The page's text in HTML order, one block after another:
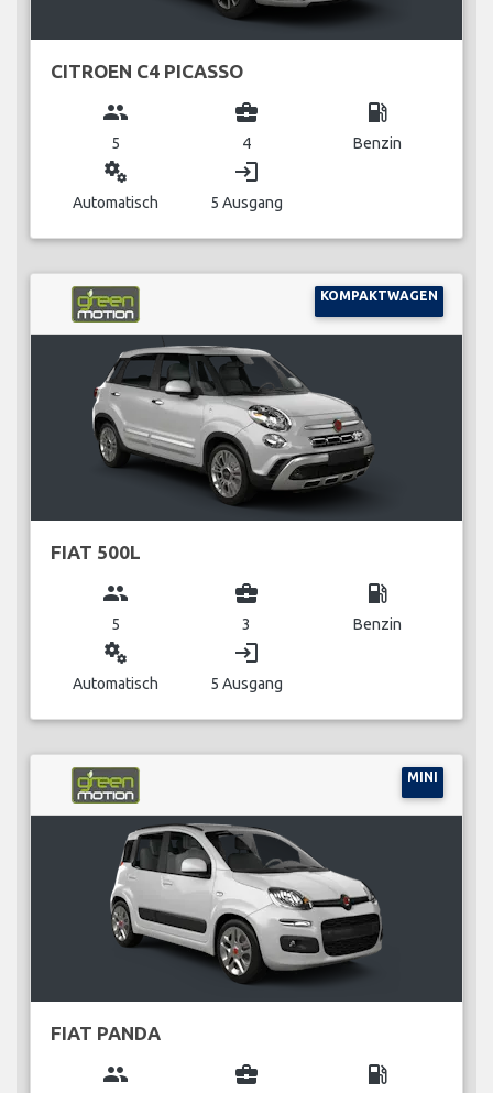
CITROEN C4 PICASSO
group
5
business_center
4
local_gas_station
Benzin
miscellaneous_services
Automatisch
login
5 Ausgang
KOMPAKTWAGEN
FIAT 500L
group
5
business_center
3
local_gas_station
Benzin
miscellaneous_services
Automatisch
login
5 Ausgang
MINI
FIAT PANDA
group business_center local_gas_station